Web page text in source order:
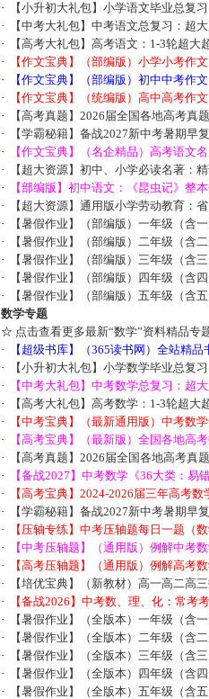
·
【小升初大礼包】小学语文毕业总复
·
【中考大礼包】中考语文总复习：超
·
【高考大礼包】高考语文：1-3轮超大
·
【作文宝典】（部编版）小学小考作
·
【作文宝典】（部编版）初中中考作
·
【作文宝典】（统编版）高中高考作
·
【高考真题】2026届全国各地高考真
·
【学霸秘籍】备战2027新中考暑期早
·
【作文宝典】（名企精品）高考语文
·
【超大资源】初中、小学必读名著：
·
【部编版】初中语文：《昆虫记》整
·
【超大资源】通用版小学劳动教育：
·
【暑假作业】（部编版）一年级（含
·
【暑假作业】（部编版）二年级（含
·
【暑假作业】（部编版）三年级（含
·
【暑假作业】（部编版）四年级（含
·
【暑假作业】（部编版）五年级（含
数学专题
☆ 点击查看更多最新“数学”资料精品专
·
【超级书库】（365读书网）全站精
·
【小升初大礼包】小学数学毕业总复
·
【中考大礼包】中考数学总复习：超
·
【高考大礼包】高考数学：1-3轮超大
·
【中考宝典】（最新通用版）中考数
·
【高考宝典】（最新版）全国各地高
·
【高考真题】2026届全国各地高考真
·
【备战2027】中考数学《36大类：易
·
【高考宝典】2024-2026届三年高考
·
【学霸秘籍】备战2027新中考暑期早
·
【压轴专练】中考压轴题每日一题（
·
【中考压轴题】（通用版）例解中考
·
【高考压轴题】（通用版）例解高考
·
【培优宝典】（新教材）高一高二高
·
【备战2026】中考数、理、化：常考
·
【暑假作业】（全版本）一年级（含
·
【暑假作业】（全版本）二年级（含
·
【暑假作业】（全版本）三年级（含
·
【暑假作业】（全版本）四年级（含
·
【暑假作业】（全版本）五年级（含